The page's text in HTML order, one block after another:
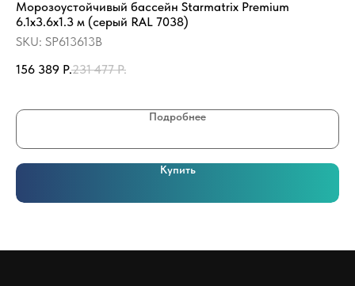
Морозоустойчивый бассейн Starmatrix Premium
6.1x3.6x1.3 м (серый RAL 7038)
SKU: SP613613B
156 389 Р.231 477 Р.
Подробнее
Купить